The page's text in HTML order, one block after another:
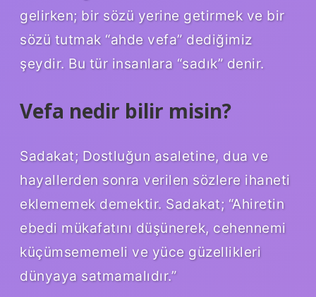
gelirken; bir sözü yerine getirmek ve bir
sözü tutmak “ahde vefa” dediğimiz
şeydir. Bu tür insanlara “sadık” denir.
Vefa nedir bilir misin?
Sadakat; Dostluğun asaletine, dua ve
hayallerden sonra verilen sözlere ihaneti
eklememek demektir. Sadakat; “Ahiretin
ebedi mükafatını düşünerek, cehennemi
küçümsememeli ve yüce güzellikleri
dünyaya satmamalıdır.”